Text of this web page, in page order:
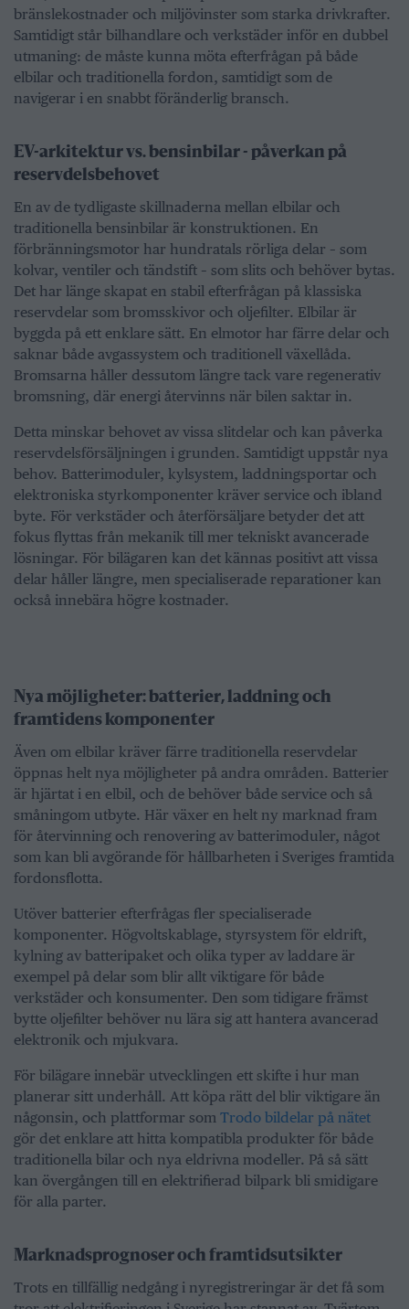
bränslekostnader och miljövinster som starka drivkrafter.
Samtidigt står bilhandlare och verkstäder inför en dubbel
utmaning: de måste kunna möta efterfrågan på både
elbilar och traditionella fordon, samtidigt som de
navigerar i en snabbt föränderlig bransch.
EV-arkitektur vs. bensinbilar - påverkan på
reservdelsbehovet
En av de tydligaste skillnaderna mellan elbilar och
traditionella bensinbilar är konstruktionen. En
förbränningsmotor har hundratals rörliga delar – som
kolvar, ventiler och tändstift – som slits och behöver bytas.
Det har länge skapat en stabil efterfrågan på klassiska
reservdelar som bromsskivor och oljefilter. Elbilar är
byggda på ett enklare sätt. En elmotor har färre delar och
saknar både avgassystem och traditionell växellåda.
Bromsarna håller dessutom längre tack vare regenerativ
bromsning, där energi återvinns när bilen saktar in.
Detta minskar behovet av vissa slitdelar och kan påverka
reservdelsförsäljningen i grunden. Samtidigt uppstår nya
behov. Batterimoduler, kylsystem, laddningsportar och
elektroniska styrkomponenter kräver service och ibland
byte. För verkstäder och återförsäljare betyder det att
fokus flyttas från mekanik till mer tekniskt avancerade
lösningar. För bilägaren kan det kännas positivt att vissa
delar håller längre, men specialiserade reparationer kan
också innebära högre kostnader.
Nya möjligheter: batterier, laddning och
framtidens komponenter
Även om elbilar kräver färre traditionella reservdelar
öppnas helt nya möjligheter på andra områden. Batterier
är hjärtat i en elbil, och de behöver både service och så
småningom utbyte. Här växer en helt ny marknad fram
för återvinning och renovering av batterimoduler, något
som kan bli avgörande för hållbarheten i Sveriges framtida
fordonsflotta.
Utöver batterier efterfrågas fler specialiserade
komponenter. Högvoltskablage, styrsystem för eldrift,
kylning av batteripaket och olika typer av laddare är
exempel på delar som blir allt viktigare för både
verkstäder och konsumenter. Den som tidigare främst
bytte oljefilter behöver nu lära sig att hantera avancerad
elektronik och mjukvara.
För bilägare innebär utvecklingen ett skifte i hur man
planerar sitt underhåll. Att köpa rätt del blir viktigare än
någonsin, och plattformar som Trodo bildelar på nätet
gör det enklare att hitta kompatibla produkter för både
traditionella bilar och nya eldrivna modeller. På så sätt
kan övergången till en elektrifierad bilpark bli smidigare
för alla parter.
Marknadsprognoser och framtidsutsikter
Trots en tillfällig nedgång i nyregistreringar är det få som